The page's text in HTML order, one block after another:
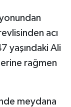
acı
yaşındaki Ali
rağmen
meydana